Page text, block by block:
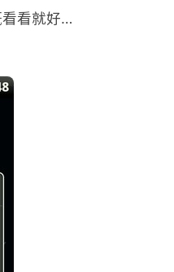
看看就好…